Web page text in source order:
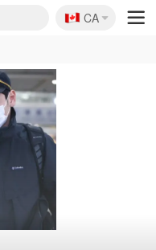
🇨🇦
CA